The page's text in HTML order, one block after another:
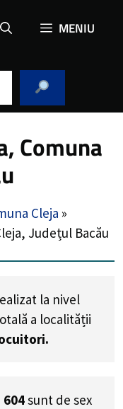
MENIU
Comuna
Cleja »
Județul Bacău
la nivel
a localității
604sunt de sex